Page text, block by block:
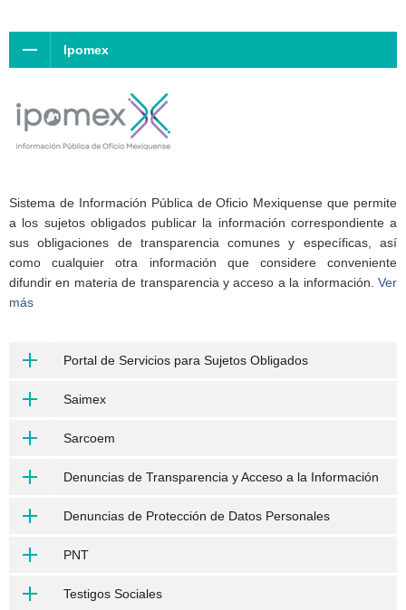
Ipomex
Sistema de Información Pública de Oficio Mexiquense que permite
a los sujetos obligados publicar la información correspondiente a
sus obligaciones de transparencia comunes y específicas, así
como cualquier otra información que considere conveniente
difundir en materia de transparencia y acceso a la información. Ver
más
Portal de Servicios para Sujetos Obligados
Saimex
Sarcoem
Denuncias de Transparencia y Acceso a la Información
Denuncias de Protección de Datos Personales
PNT
Testigos Sociales